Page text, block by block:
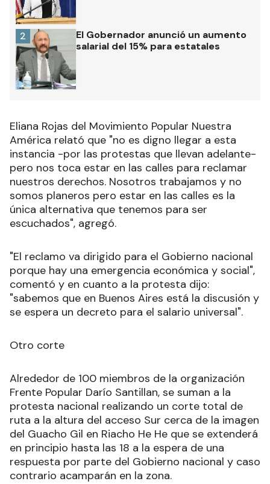
El Gobernador anunció un aumento
salarial del 15% para estatales
2
Eliana Rojas del Movimiento Popular Nuestra
América relató que "no es digno llegar a esta
instancia -por las protestas que llevan adelante-
pero nos toca estar en las calles para reclamar
nuestros derechos. Nosotros trabajamos y no
somos planeros pero estar en las calles es la
única alternativa que tenemos para ser
escuchados", agregó.
"El reclamo va dirigido para el Gobierno nacional
porque hay una emergencia económica y social",
comentó y en cuanto a la protesta dijo:
"sabemos que en Buenos Aires está la discusión y
se espera un decreto para el salario universal".
Otro corte
Alrededor de 100 miembros de la organización
Frente Popular Darío Santillan, se suman a la
protesta nacional realizando un corte total de
ruta a la altura del acceso Sur cerca de la imagen
del Guacho Gil en Riacho He He que se extenderá
en principio hasta las 18 a la espera de una
respuesta por parte del Gobierno nacional y caso
contrario acamparán en la zona.